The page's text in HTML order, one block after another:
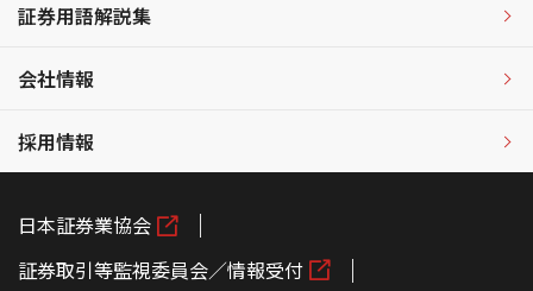
証券用語解説集
会社情報
採用情報
日本証券業協会
証券取引等監視委員会／情報受付